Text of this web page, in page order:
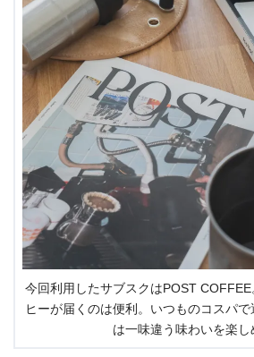
今回利用したサブスクはPOST
ヒーが届くのは便利。いつものコスパ
は一味違う味わいを楽し